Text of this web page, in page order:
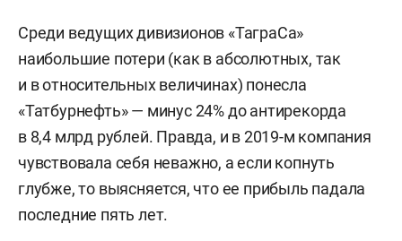
Среди ведущих дивизионов «ТаграСа»
наибольшие потери (как в абсолютных, так
и в относительных величинах) понесла
«Татбурнефть» — минус 24% до антирекорда
в 8,4 млрд рублей. Правда, и в 2019-м компания
чувствовала себя неважно, а если копнуть
глубже, то выясняется, что ее прибыль падала
последние пять лет.